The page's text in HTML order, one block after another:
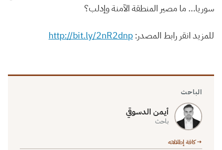
سوريا… ما مصير المنطقة الآمنة وإدلب؟
للمزيد انقر رابط المصدر:http://bit.ly/2nR2dnp
الباحث
أيمن الدسوقي
باحث
→ كافة إطلالاته